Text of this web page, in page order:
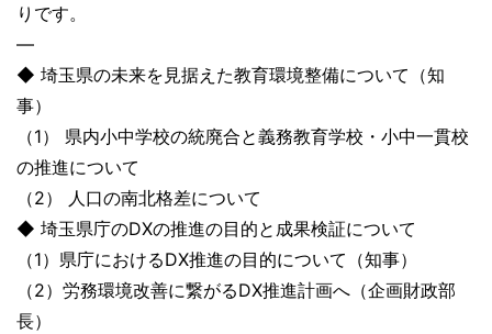
りです。
—
◆ 埼玉県の未来を見据えた教育環境整備について（知
事）
（1） 県内小中学校の統廃合と義務教育学校・小中一貫校
の推進について
（2） 人口の南北格差について
◆ 埼玉県庁のDXの推進の目的と成果検証について
（1）県庁におけるDX推進の目的について（知事）
（2）労務環境改善に繋がるDX推進計画へ（企画財政部
長）